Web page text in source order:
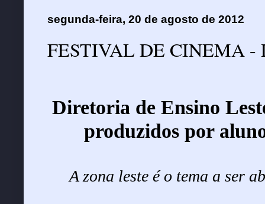
segunda-feira, 20 de agosto de 2012
FESTIVAL DE CINEMA -
Diretoria de Ensino
produzidos por
A zona leste é o tema a ser